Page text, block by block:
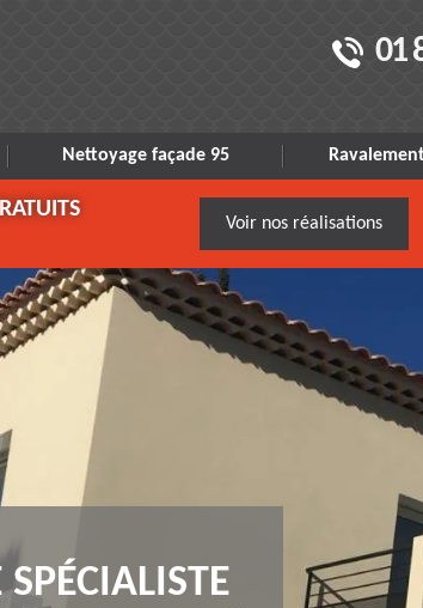
01
Nettoyage façade 95
Voir nos réalisations